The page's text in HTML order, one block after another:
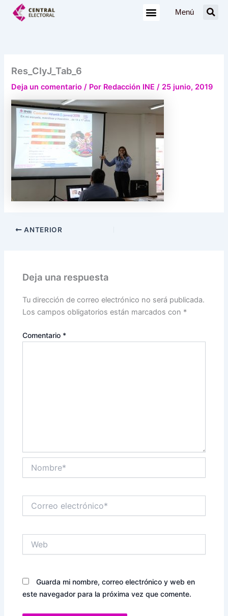
Menú
Res_CIyJ_Tab_6
Deja un comentario / Por Redacción INE/ 25 junio, 2019
ANTERIOR
Deja una respuesta
Tu dirección de correo electrónico no será publicada.
Los campos obligatorios están marcados con *
Comentario *
electrónico*
Guarda mi nombre, correo electrónico y web en
este navegador para la próxima vez que comente.